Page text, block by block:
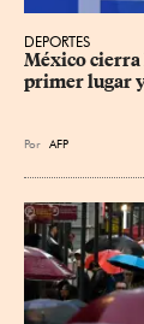
DEPORTES
México cierra
primer lugar
Por AFP